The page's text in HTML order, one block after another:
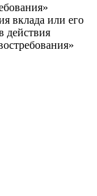
вклада или его
действия